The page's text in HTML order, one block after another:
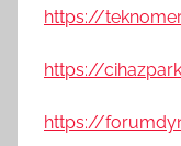
https://
https://
https://